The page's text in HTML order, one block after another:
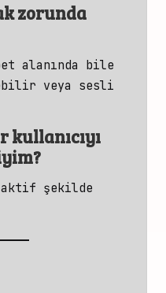
zorunda
alanında bile
veya sesli
kullanıcıyı
şekilde